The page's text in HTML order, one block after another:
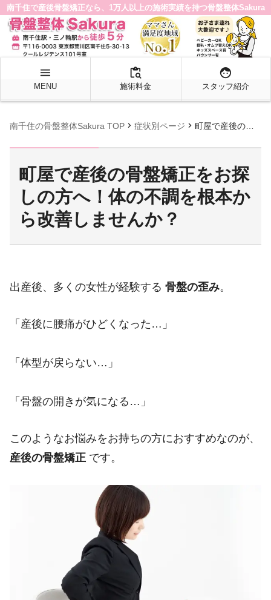
南千住で産後骨盤矯正なら、1万人以上の施術実績を持つ骨盤整体Sakura
menu
MENU
content_paste_search
施術料金
face
スタッフ紹介
南千住の骨盤整体Sakura TOP chevron_right 症状別ページ chevron_right 町屋で産後の骨盤矯正をお探しの方へ！体の不調を根本から改善しませんか？
町屋で産後の骨盤矯正をお探
しの方へ！体の不調を根本か
ら改善しませんか？
出産後、多くの女性が経験する 骨盤の歪み。
「産後に腰痛がひどくなった…」
「体型が戻らない…」
「骨盤の開きが気になる…」
このようなお悩みをお持ちの方におすすめなのが、
産後の骨盤矯正 です。